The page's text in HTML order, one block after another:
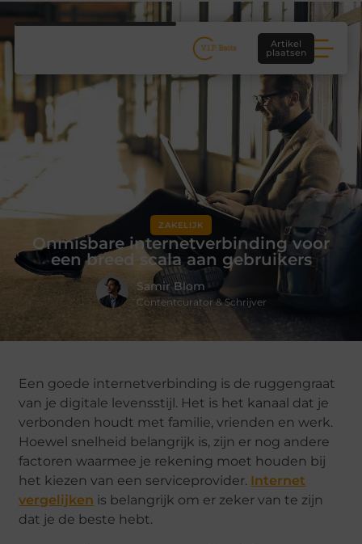
Artikel
plaatsen
ZAKELIJK
Onmisbare internetverbinding voor
een breed scala aan gebruikers
Samir Blom
Contentcurator & Schrijver
Een goede internetverbinding is de ruggengraat
van je digitale levensstijl. Het is het kanaal dat je
verbonden houdt met familie, vrienden en werk.
Hoewel snelheid belangrijk is, zijn er nog andere
factoren waarmee je rekening moet houden bij
het kiezen van een serviceprovider. Internet
vergelijken is belangrijk om er zeker van te zijn
dat je de beste hebt.